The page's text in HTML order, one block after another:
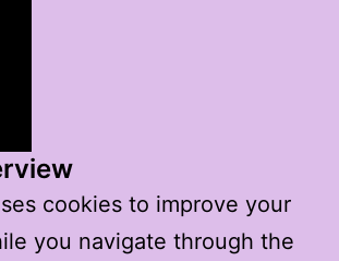
cookies to improve your
you navigate through the